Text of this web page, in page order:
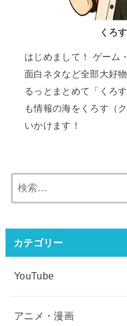
くろ
はじめまして！ ゲーム
面白ネタなど全部大好
るっとまとめて「くろ
も情報の海をくろす（
いかけます！
カテゴリー
YouTube
アニメ・漫画